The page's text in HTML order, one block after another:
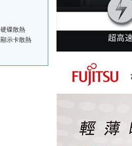
硬碟散熱
顯示卡散熱